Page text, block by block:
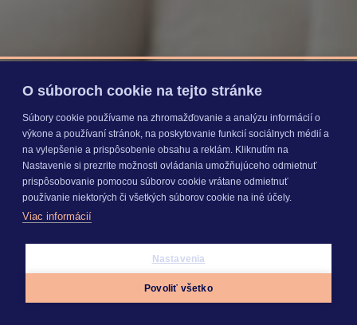
O súboroch cookie na tejto stránke
Súbory cookie používame na zhromažďovanie a analýzu informácií o
výkone a používaní stránok, na poskytovanie funkcií sociálnych médií a
na vylepšenie a prispôsobenie obsahu a reklám. Kliknutím na
Nastavenie si prezrite možnosti ovládania umožňujúceho odmietnuť
prispôsobovanie pomocou súborov cookie vrátane odmietnuť
používanie niektorých či všetkých súborov cookie na iné účely.
Viac informácií
Nastavenia
Povoliť všetko